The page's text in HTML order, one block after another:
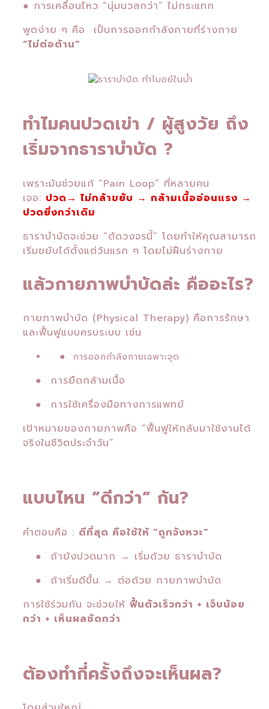
● การเคลื่อนไหว “นุ่มนวลกว่า” ไม่กระแทก
พูดง่าย ๆ คือ เป็นการออกกำลังกายที่ร่างกาย
“ไม่ต่อต้าน”
ทำไมคนปวดเข่า / ผู้สูงวัย ถึง
เริ่มจากธาราบำบัด ?
เพราะมันช่วยแก้ “Pain Loop” ที่หลายคน
เจอ: ปวด → ไม่กล้าขยับ → กล้ามเนื้ออ่อนแรง →
ปวดยิ่งกว่าเดิม
ธาราบำบัดจะช่วย “ตัดวงจรนี้” โดยทำให้คุณสามารถ
เริ่มขยับได้ตั้งแต่วันแรก ๆ โดยไม่ฝืนร่างกาย
แล้วกายภาพบำบัดล่ะ คืออะไร?
กายภาพบำบัด (Physical Therapy) คือการรักษา
และฟื้นฟูแบบครบระบบ เช่น
● การออกกำลังกายเฉพาะจุด
● การยืดกล้ามเนื้อ
● การใช้เครื่องมือทางการแพทย์
เป้าหมายของกายภาพคือ “ฟื้นฟูให้กลับมาใช้งานได้
จริงในชีวิตประจำวัน”
แบบไหน “ดีกว่า” กัน?
คำตอบคือ : ดีที่สุด คือใช้ให้ “ถูกจังหวะ”
● ถ้ายังปวดมาก → เริ่มด้วย ธาราบำบัด
● ถ้าเริ่มดีขึ้น → ต่อด้วย กายภาพบำบัด
การใช้ร่วมกัน จะช่วยให้ ฟื้นตัวเร็วกว่า + เจ็บน้อย
กว่า + เห็นผลชัดกว่า
ต้องทำกี่ครั้งถึงจะเห็นผล?